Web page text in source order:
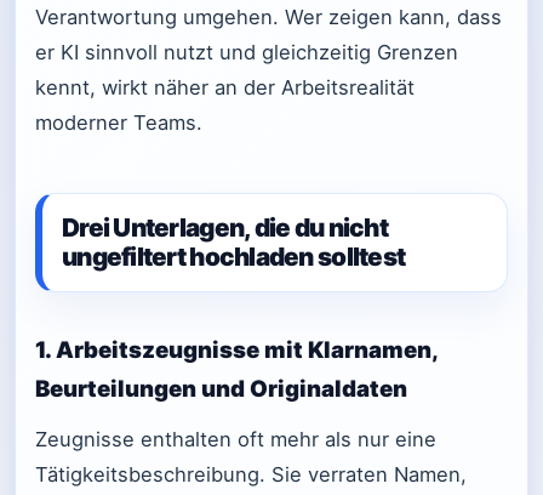
Verantwortung umgehen. Wer zeigen kann, dass
er KI sinnvoll nutzt und gleichzeitig Grenzen
kennt, wirkt näher an der Arbeitsrealität
moderner Teams.
Drei Unterlagen, die du nicht
ungefiltert hochladen solltest
1. Arbeitszeugnisse mit Klarnamen,
Beurteilungen und Originaldaten
Zeugnisse enthalten oft mehr als nur eine
Tätigkeitsbeschreibung. Sie verraten Namen,